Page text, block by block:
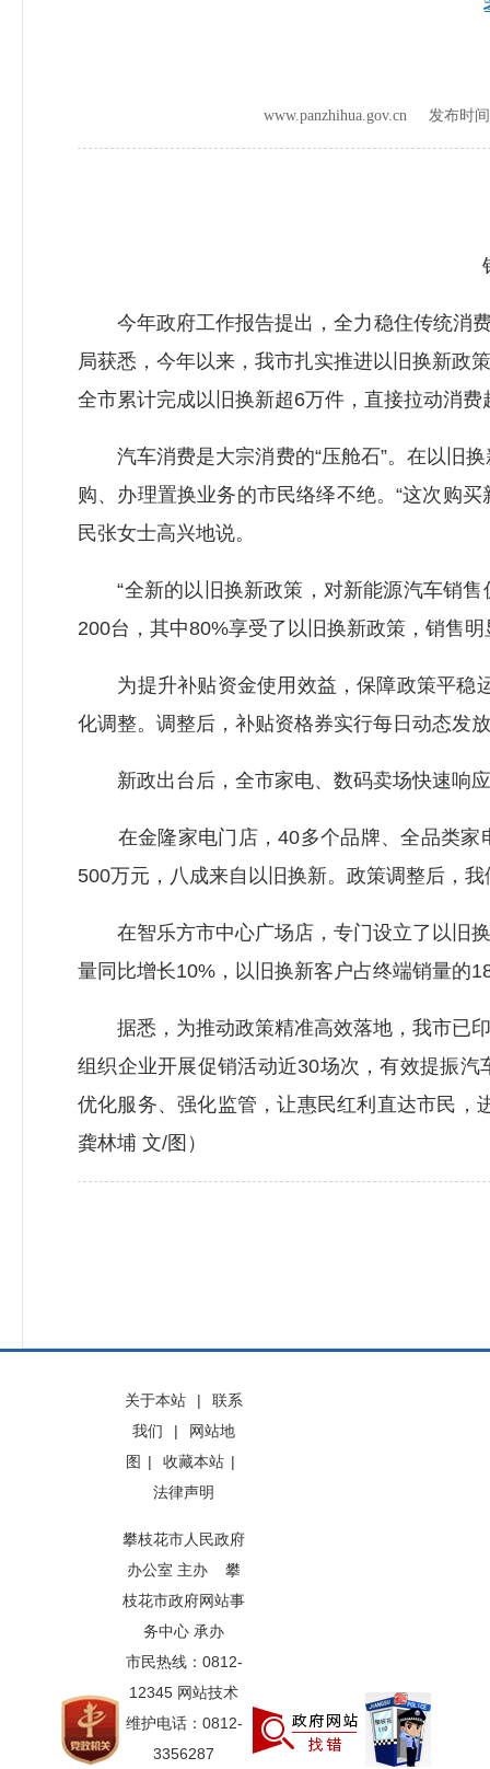
www.panzhihua.gov.cn 发布时
今年政府工作报告提出，全力稳住传统消费
局获悉，今年以来，我市扎实推进以旧换新政
全市累计完成以旧换新超6万件，直接拉动消
汽车消费是大宗消费的“压舱石”。在以旧换
购、办理置换业务的市民络绎不绝。“这次购
民张女士高兴地说。
“全新的以旧换新政策，对新能源汽车销售
200台，其中80%享受了以旧换新政策，销售
为提升补贴资金使用效益，保障政策平稳
化调整。调整后，补贴资格券实行每日动态发
新政出台后，全市家电、数码卖场快速响应
在金隆家电门店，40多个品牌、全品类家
500万元，八成来自以旧换新。政策调整后，
在智乐方市中心广场店，专门设立了以旧换
量同比增长10%，以旧换新客户占终端销量的
据悉，为推动政策精准高效落地，我市已印
组织企业开展促销活动近30场次，有效提振
优化服务、强化监管，让惠民红利直达市民，
龚林埔 文/图）
关于本站 |
联系
我们
|
网站地
图 | 收藏本站 |
法律声明
攀枝花市人民政府
办公室 主办 攀
枝花市政府网站事
务中心 承办
市民热线：0812-
12345 网站技术
维护电话：0812-
3356287